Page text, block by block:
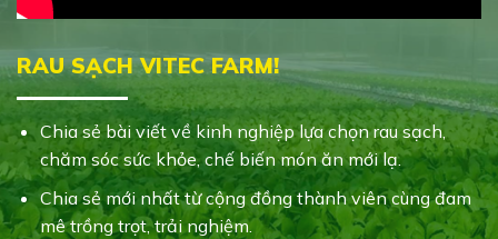
RAU SẠCH VITEC FARM!
Chia sẻ bài viết về kinh nghiệp lựa chọn rau sạch,
chăm sóc sức khỏe, chế biến món ăn mới lạ.
Chia sẻ mới nhất từ cộng đồng thành viên cùng đam
mê trồng trọt, trải nghiệm.